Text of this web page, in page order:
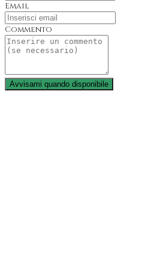
Email
Commento
Avvisami quando disponibile